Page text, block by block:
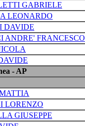
GABRIELE
LEONARDO
DAVIDE
ANDRE' FRANCESCO
- AP
LORENZO
GIUSEPPE